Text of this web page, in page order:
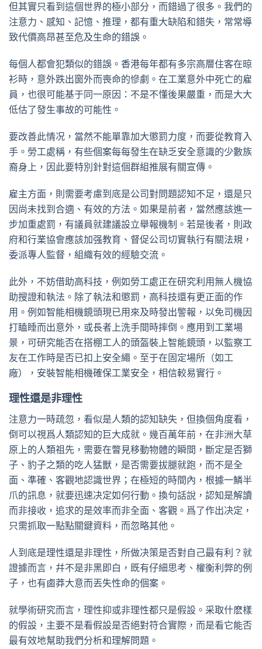
但其實只看到這個世界的極小部分，而錯過了很多。我們的
注意力、感知、記憶、推理，都有重大缺陷和錯失，常常導
致代價高昂甚至危及生命的錯誤。
每個人都會犯類似的錯誤。香港每年都有多宗高層住客在晾
衫時，意外跌出窗外而喪命的慘劇。在工業意外中死亡的雇
員，也很可能基于同一原因：不是不懂後果嚴重，而是大大
低估了發生事故的可能性。
要改善此情况，當然不能單靠加大懲罰力度，而要從教育入
手。勞工處稱，有些個案每每發生在缺乏安全意識的少數族
裔身上，因此要特別針對這個群組推展有關宣傳。
雇主方面，則需要考慮到底是公司對問題認知不足，還是只
因尚未找到合適、有效的方法。如果是前者，當然應該進一
步加重處罰，有議員就建議設立舉報機制。若是後者，則政
府和行業協會應該加强教育、督促公司切實執行有關法規，
委派專人監督，組織有效的經驗交流。
此外，不妨借助高科技，例如勞工處正在研究利用無人機協
助搜證和執法。除了執法和懲罰，高科技還有更正面的作
用。例如智能相機鏡頭現已用來及時發出警報，以免司機因
打瞌睡而出意外，或長者上洗手間時摔倒。應用到工業場
景，可研究能否在搭棚工人的頭盔裝上智能鏡頭，以監察工
友在工作時是否已扣上安全繩。至于在固定場所（如工
廠），安裝智能相機確保工業安全，相信較易實行。
理性還是非理性
注意力一時疏忽，看似是人類的認知缺失，但換個角度看，
倒可以視爲人類認知的巨大成就。幾百萬年前，在非洲大草
原上的人類祖先，需要在瞥見移動物體的瞬間，斷定是否獅
子、豹子之類的吃人猛獸，是否需要拔腿就跑，而不是全
面、準確、客觀地認識世界；在極短的時間內，根據一鱗半
爪的訊息，就要迅速决定如何行動。換句話說，認知是解讀
而非接收，追求的是效率而非全面、客觀。爲了作出决定，
只需抓取一點點關鍵資料，而忽略其他。
人到底是理性還是非理性，所做决策是否對自己最有利？就
證據而言，幷不是非黑即白，既有仔細思考、權衡利弊的例
子，也有鹵莽大意而丟失性命的個案。
就學術研究而言，理性抑或非理性都只是假設。采取什麽樣
的假設，主要不是看假設是否絕對符合實際，而是看它能否
最有效地幫助我們分析和理解問題。